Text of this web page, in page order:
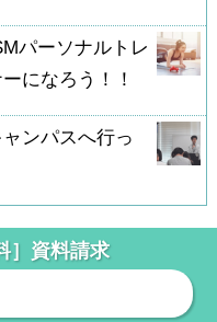
パーソナルトレ
になろう！！
ンパスへ行っ
］資料請求